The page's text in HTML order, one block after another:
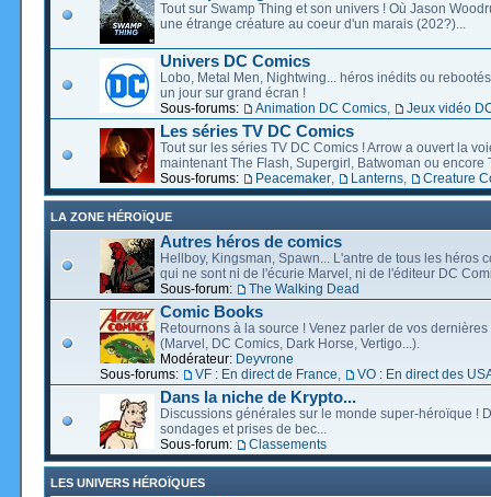
Tout sur Swamp Thing et son univers ! Où Jason
une étrange créature au coeur d'un marais (202?)...
Univers DC Comics
Lobo, Metal Men, Nightwing... héros inédits ou
un jour sur grand écran !
Sous-forums:
Animation DC Comics Jeux vidéo
Les séries TV DC Comics
Tout sur les séries TV DC Comics ! Arrow a ouvert la
maintenant The Flash, Supergirl, Batwoman ou encore
Sous-forums:
Peacemaker Lanterns Creature
LA ZONE HÉROÏQUE
Autres héros de comics
Hellboy, Kingsman, Spawn... L'antre de tous les héros
qui ne sont ni de l'écurie Marvel, ni de l'éditeur DC
Sous-forum:
The Walking Dead
Comic Books
Retournons à la source ! Venez parler de vos dernières
(Marvel, DC Comics, Dark Horse, Vertigo...).
Modérateur: Deyvrone
Sous-forums:
VF : En direct de France VO : En direct des
Dans la niche de Krypto...
Discussions générales sur le monde super-héroïque !
sondages et prises de bec...
Sous-forum:
Classements
LES UNIVERS HÉROÏQUES